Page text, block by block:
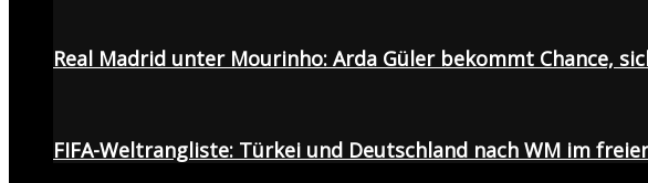
Real Madrid unter Mourinho: Arda Güler bekommt Chance,
FIFA-Weltrangliste: Türkei und Deutschland nach WM im